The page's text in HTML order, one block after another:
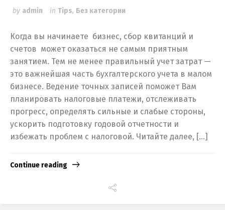
by admin in Tips, Без категории
Когда вы начинаете бизнес, сбор квитанций и
счетов может оказаться не самым приятным
занятием. Тем не менее правильный учет затрат —
это важнейшая часть бухгалтерского учета в малом
бизнесе. Ведение точных записей поможет Вам
планировать налоговые платежи, отслеживать
прогресс, определять сильные и слабые стороны,
ускорить подготовку годовой отчетности и
избежать проблем с налоговой. Читайте далее, […]
Continue reading